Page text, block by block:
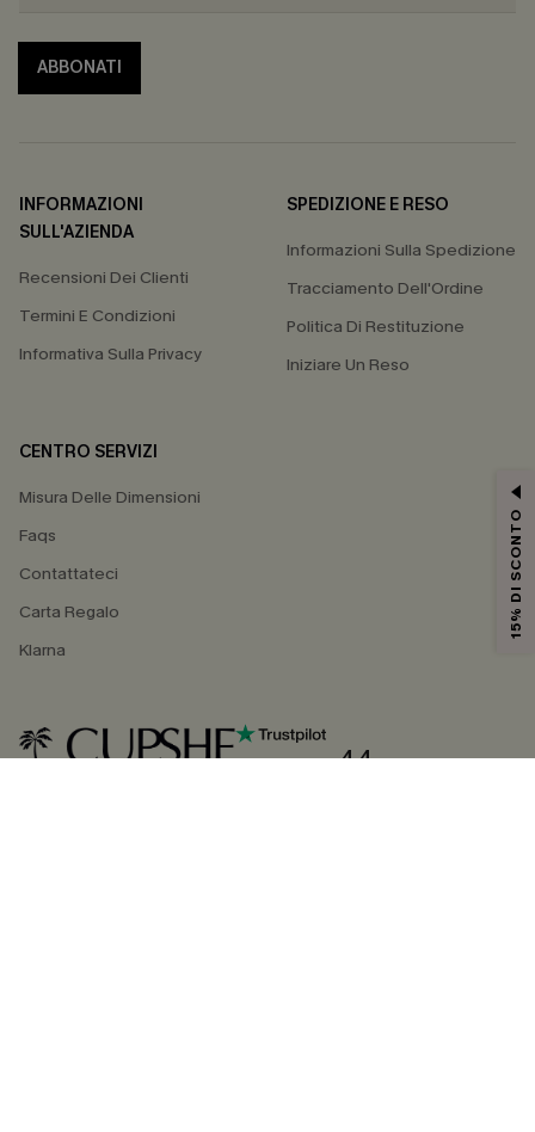
ABBONATI
INFORMAZIONI
SULL'AZIENDA
Recensioni Dei Clienti
Termini E Condizioni
Informativa Sulla Privacy
SPEDIZIONE E RESO
Informazioni Sulla Spedizione
Tracciamento Dell'Ordine
Politica Di Restituzione
Iniziare Un Reso
CENTRO SERVIZI
Misura Delle Dimensioni
Faqs
Contattateci
Carta Regalo
Klarna
4.4
15% DI SCONTO